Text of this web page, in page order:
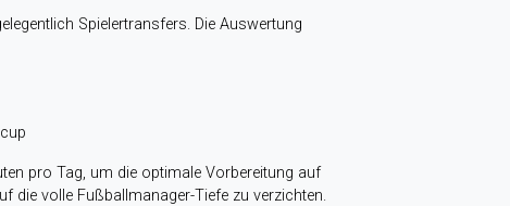
Spielertransfers. Die Auswertung
pro Tag, um die optimale Vorbereitung auf
die volle Fußballmanager-Tiefe zu verzichten.